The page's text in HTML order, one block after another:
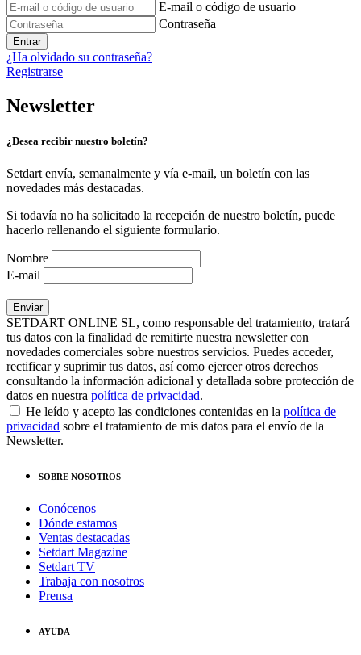
E-mail o código de usuario
Contraseña
Entrar
¿Ha olvidado su contraseña?
Registrarse
Newsletter
¿Desea recibir nuestro boletín?
Setdart envía, semanalmente y vía e-mail, un boletín con las
novedades más destacadas.
Si todavía no ha solicitado la recepción de nuestro boletín, puede
hacerlo rellenando el siguiente formulario.
Nombre
E-mail
SETDART ONLINE SL, como responsable del tratamiento, tratará
tus datos con la finalidad de remitirte nuestra newsletter con
novedades comerciales sobre nuestros servicios. Puedes acceder,
rectificar y suprimir tus datos, así como ejercer otros derechos
consultando la información adicional y detallada sobre protección de
datos en nuestra política de privacidad.
He leído y acepto las condiciones contenidas en la política de
privacidad sobre el tratamiento de mis datos para el envío de la
Newsletter.
SOBRE NOSOTROS
Conócenos
Dónde estamos
Ventas destacadas
Setdart Magazine
Setdart TV
Trabaja con nosotros
Prensa
AYUDA